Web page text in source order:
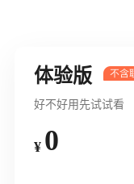
体验版
好不好用先试试看
¥ 0